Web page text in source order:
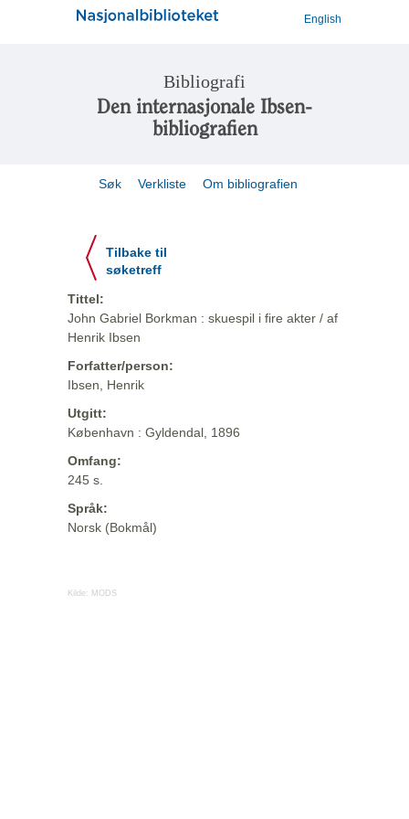
English
Bibliografi
Den internasjonale Ibsen-
bibliografien
Søk Verkliste Om bibliografien
Tilbake til
søketreff
Tittel:
John Gabriel Borkman : skuespil i fire akter / af
Henrik Ibsen
Forfatter/person:
Ibsen, Henrik
Utgitt:
København : Gyldendal, 1896
Omfang:
245 s.
Språk:
Norsk (Bokmål)
Kilde: MODS